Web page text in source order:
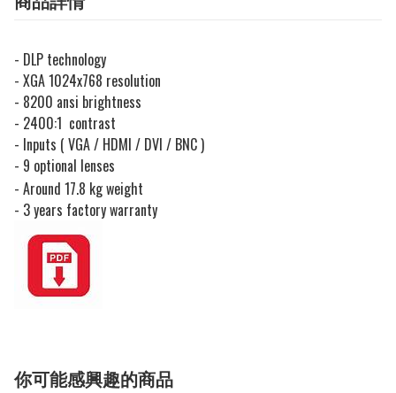
- DLP technology
- XGA 1024x768 resolution
- 8200 ansi brightness
- 2400:1 contrast
- Inputs ( VGA / HDMI / DVI / BNC )
- 9 optional lenses
- Around 17.8 kg weight
- 3 years factory warranty
你可能感興趣的商品